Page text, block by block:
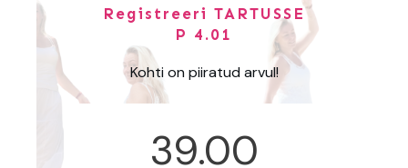
Registreeri TARTUSSE
P 4.01
Kohti on piiratud arvul!
39.00